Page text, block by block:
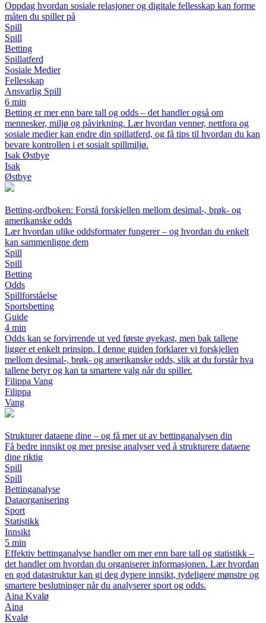
Oppdag hvordan sosiale relasjoner og digitale fellesskap kan forme
måten du spiller på
Spill
Spill
Betting
Spillatferd
Sosiale Medier
Fellesskap
Ansvarlig Spill
6 min
Betting er mer enn bare tall og odds – det handler også om
mennesker, miljø og påvirkning. Lær hvordan venner, nettfora og
sosiale medier kan endre din spillatferd, og få tips til hvordan du kan
bevare kontrollen i et sosialt spillmiljø.
Isak Østbye
Isak
Østbye
Betting-ordboken: Forstå forskjellen mellom desimal-, brøk- og
amerikanske odds
Lær hvordan ulike oddsformater fungerer – og hvordan du enkelt
kan sammenligne dem
Spill
Spill
Betting
Odds
Spillforståelse
Sportsbetting
Guide
4 min
Odds kan se forvirrende ut ved første øyekast, men bak tallene
ligger et enkelt prinsipp. I denne guiden forklarer vi forskjellen
mellom desimal-, brøk- og amerikanske odds, slik at du forstår hva
tallene betyr og kan ta smartere valg når du spiller.
Filippa Vang
Filippa
Vang
Strukturer dataene dine – og få mer ut av bettinganalysen din
Få bedre innsikt og mer presise analyser ved å strukturere dataene
dine riktig
Spill
Spill
Bettinganalyse
Dataorganisering
Sport
Statistikk
Innsikt
5 min
Effektiv bettinganalyse handler om mer enn bare tall og statistikk –
det handler om hvordan du organiserer informasjonen. Lær hvordan
en god datastruktur kan gi deg dypere innsikt, tydeligere mønstre og
smartere beslutninger når du analyserer sport og odds.
Aina Kvalø
Aina
Kvalø